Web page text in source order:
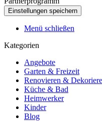
Menü schließen
Kategorien
Angebote
Garten & Freizeit
Renovieren &
Küche & Bad
Heimwerker
Kinder
Blog